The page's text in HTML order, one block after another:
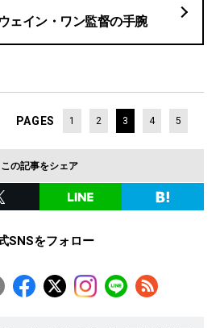
ェイン・ワン監督の手腕
PAGES 1 2 3 4 5
この記事をシェア
SNSをフォロー